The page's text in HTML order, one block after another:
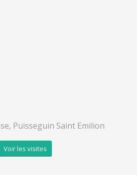
, Puisseguin Saint Emilion
Voir les visites